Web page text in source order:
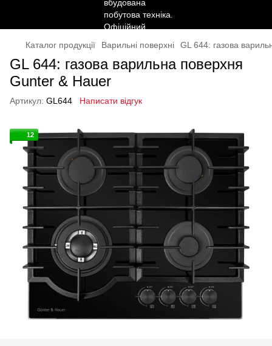
Каталог продукції Варильні поверхні GL 644: газова
GL 644: газова варильна поверхня
Gunter & Hauer
Артикул: GL644 Написати відгук
12